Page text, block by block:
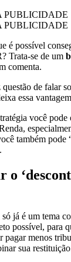
PUBLICIDADE
PUBLICIDADE
é possível
Trata-se de um
comenta.
de falar
essa
você
também pode
o
já é um tema
possível, para
pagar menos
sua